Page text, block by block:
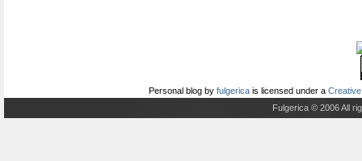
Personal blog by fulgerica is licensed under a
Fulgerica © 2006 All